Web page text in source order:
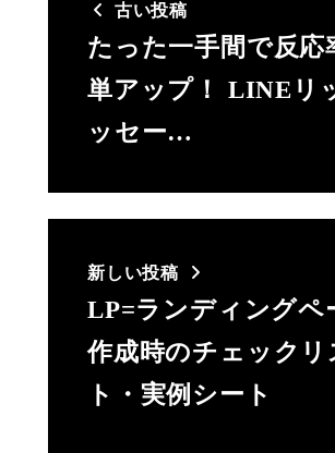
古い投稿
たった一手間で反応
単アップ！ LINEリ
ッセー…
新しい投稿
LP=ランディングペ
作成時のチェックリ
ト・実例シート